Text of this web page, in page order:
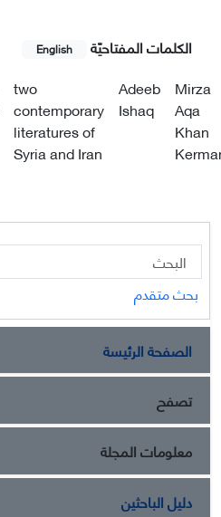
الکلمات المفتاحيّة English
two
contemporary
literatures of
Syria and Iran
Adeeb
Ishaq
Mirza
Aqa
Khan
بحث متقدم
الصفحة الرئيسة
تصفح
معلومات المجلة
دليل الباحثين